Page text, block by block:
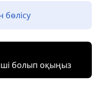
болып оқыңыз